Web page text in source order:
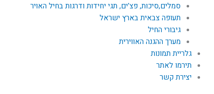
סמלים,סיכות, פצ'ים, תגי יחידות ודרגות בחיל האויר
תעופה צבאית בארץ ישראל
גיבורי החיל
מערך ההגנה האווירית
גלריית תמונות
תירמו לאתר
יצירת קשר